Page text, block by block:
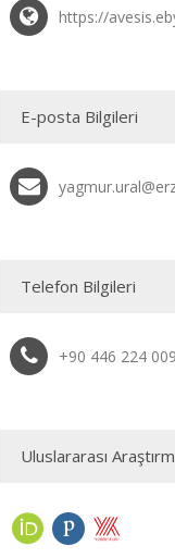
https://
E-posta Bilgileri
Telefon Bilgileri
+90 446 224
Uluslararası